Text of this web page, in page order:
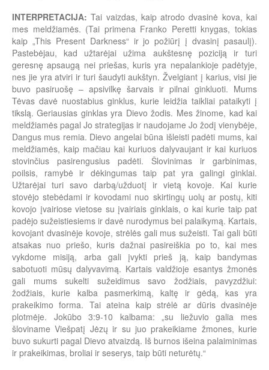
INTERPRETACIJA: Tai vaizdas, kaip atrodo dvasinė kova, kai
mes meldžiamės. (Tai primena Franko Peretti knygas, tokias
kaip „This Present Darkness“ ir jo požiūrį į dvasinį pasaulį).
Pastebėjau, kad užtarėjai užima aukštesnę poziciją ir turi
geresnę apsaugą nei priešas, kuris yra nepalankioje padėtyje,
nes jie yra atviri ir turi šaudyti aukštyn. Žvelgiant į karius, visi jie
buvo pasiruošę – apsivilkę šarvais ir pilnai ginkluoti. Mums
Tėvas davė nuostabius ginklus, kurie leidžia taikliai pataikyti į
tikslą. Geriausias ginklas yra Dievo žodis. Mes žinome, kad kai
meldžiamės pagal Jo strategijas ir naudojame Jo žodį vienybėje,
Dangus mus remia. Dievo angelai būna išleisti padėti mums, kai
meldžiamės, kaip mačiau kai kuriuos dalyvaujant ir kai kuriuos
stovinčius pasirengusius padėti. Šlovinimas ir garbinimas,
poilsis, ramybė ir dėkingumas taip pat yra galingi ginklai.
Užtarėjai turi savo darbą/užduotį ir vietą kovoje. Kai kurie
stovėjo stebėdami ir kovodami nuo skirtingų uolų ar postų, kiti
kovojo įvairiose vietose su įvairiais ginklais, o kai kurie taip pat
padėjo sužeistiesiems ir davė nurodymus bei palaikymą. Kartais,
kovojant dvasinėje kovoje, strėlės gali mus sužeisti. Tai gali būti
atsakas nuo priešo, kuris dažnai pasireiškia po to, kai mes
vykdome misiją, arba gali įvykti prieš ją, kaip bandymas
sabotuoti mūsų dalyvavimą. Kartais valdžioje esantys žmonės
gali mums sukelti sužeidimus savo žodžiais, pavyzdžiui:
žodžiais, kurie kalba pasmerkimą, kaltę ir gėdą, kas yra
prakeikimo forma. Tai ateina kaip strėlė ar dūris dvasinėje
plotmėje. Jokūbo 3:9-10 kalbama: „su liežuvio galia mes
šloviname Viešpatį Jėzų ir su juo prakeikiame žmones, kurie
buvo sukurti pagal Dievo atvaizdą. Iš burnos išeina palaiminimas
ir prakeikimas, broliai ir seserys, taip būti neturėtų.“